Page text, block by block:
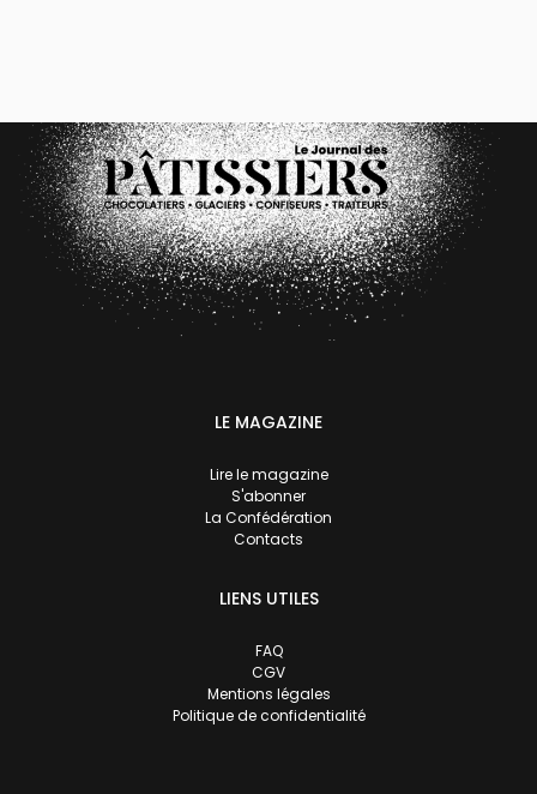
LE MAGAZINE
Lire le magazine
S'abonner
La Confédération
Contacts
LIENS UTILES
FAQ
CGV
Mentions légales
Politique de confidentialité